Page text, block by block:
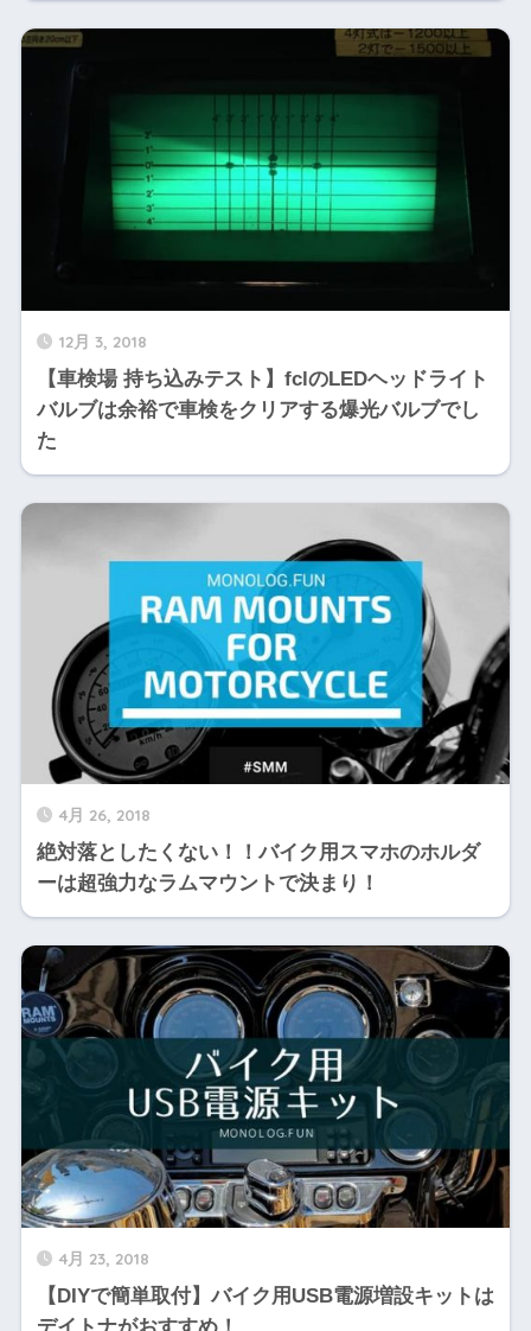
12月 3, 2018
【車検場 持ち込みテスト】fclのLEDヘッドライト
バルブは余裕で車検をクリアする爆光バルブでし
た
4月 26, 2018
絶対落としたくない！！バイク用スマホのホルダ
ーは超強力なラムマウントで決まり！
4月 23, 2018
【DIYで簡単取付】バイク用USB電源増設キットは